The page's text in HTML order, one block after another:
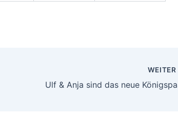
WEITER
Ulf & Anja sind das neue